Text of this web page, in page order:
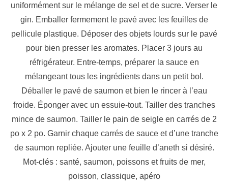
uniformément sur le mélange de sel et de sucre. Verser le
gin. Emballer fermement le pavé avec les feuilles de
pellicule plastique. Déposer des objets lourds sur le pavé
pour bien presser les aromates. Placer 3 jours au
réfrigérateur. Entre-temps, préparer la sauce en
mélangeant tous les ingrédients dans un petit bol.
Déballer le pavé de saumon et bien le rincer à l’eau
froide. Éponger avec un essuie-tout. Tailler des tranches
mince de saumon. Tailler le pain de seigle en carrés de 2
po x 2 po. Garnir chaque carrés de sauce et d’une tranche
de saumon repliée. Ajouter une feuille d’aneth si désiré.
Mot-clés : santé, saumon, poissons et fruits de mer,
poisson, classique, apéro